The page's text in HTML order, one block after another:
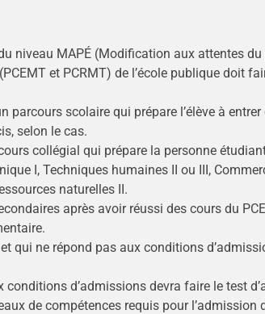
niveau MAPÉ (Modification aux attentes
et PCRMT) de l’école publique doit
parcours scolaire qui prépare l’élève à
selon le cas.
collégial qui prépare la personne
I, Techniques humaines II ou III,
naturelles II.
après avoir réussi des cours du
qui ne répond pas aux conditions
d’admissions devra faire le test
de compétences requis pour l’admission